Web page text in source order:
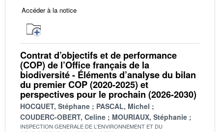
Accéder à la notice
Contrat d’objectifs et de performance
(COP) de l’Office français de la
biodiversité - Éléments d’analyse du bilan
du premier COP (2020-2025) et
perspectives pour le prochain (2026-2030)
HOCQUET, Stéphane
PASCAL, Michel
COUDERC-OBERT, Celine
MOURIAUX, Stéphanie
INSPECTION GENERALE DE L'ENVIRONNEMENT ET DU